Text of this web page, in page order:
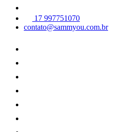
17 997751070
contato@sammyou.com.br